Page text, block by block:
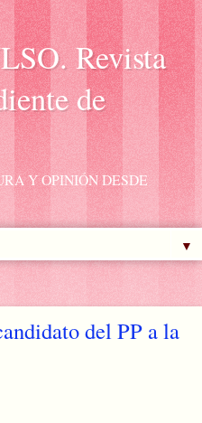
Revista
de
Y OPINIÓN DESDE
▼
del PP a la